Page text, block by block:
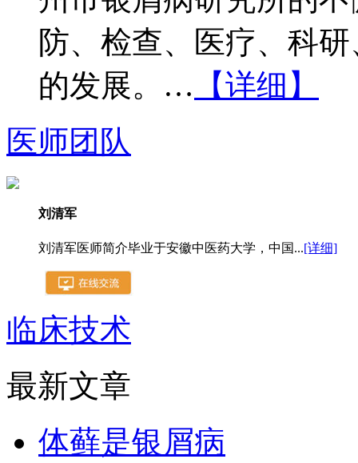
防、检查、医疗、科
的发展。… 【详细】
医师团队
刘清军
刘清军医师简介毕业于安徽中医药大学，中国...[详细]
临床技术
最新文章
体藓是银屑病